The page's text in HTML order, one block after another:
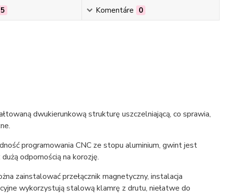
5 Komentáre 0
dwukierunkową strukturę uszczelniającą, co sprawia,
programowania CNC ze stopu aluminium, gwint jest
odpornością na korozję.
zainstalować przełącznik magnetyczny, instalacja
wykorzystują stalową klamrę z drutu, niełatwe do